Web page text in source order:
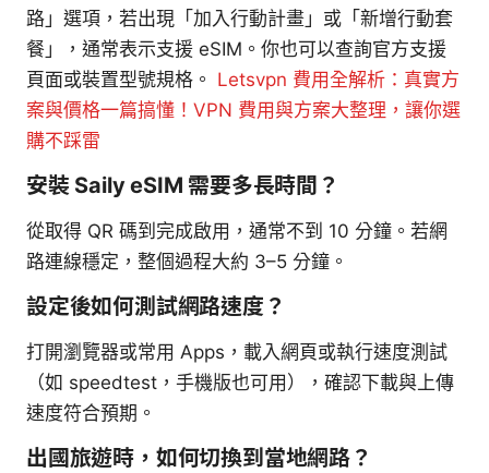
路」選項，若出現「加入行動計畫」或「新增行動套
餐」，通常表示支援 eSIM。你也可以查詢官方支援
頁面或裝置型號規格。 Letsvpn 費用全解析：真實方
案與價格一篇搞懂！VPN 費用與方案大整理，讓你選
購不踩雷
安裝 Saily eSIM 需要多長時間？
從取得 QR 碼到完成啟用，通常不到 10 分鐘。若網
路連線穩定，整個過程大約 3–5 分鐘。
設定後如何測試網路速度？
打開瀏覽器或常用 Apps，載入網頁或執行速度測試
（如 speedtest，手機版也可用），確認下載與上傳
速度符合預期。
出國旅遊時，如何切換到當地網路？